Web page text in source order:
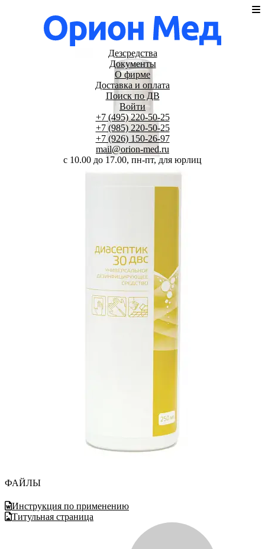
Дезсредства
Документы
О фирме
Доставка и оплата
Поиск по ДВ
Войти
+7 (495) 220-50-25
+7 (985) 220-50-25
+7 (926) 150-26-97
mail@orion-med.ru
c 10.00 до 17.00, пн-пт, для юрлиц
ФАЙЛЫ
Инструкция по применению
Титульная страница